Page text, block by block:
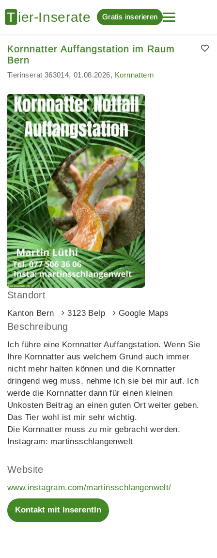
Gratis inserieren
Kornnatter Auffangstation im Raum
Bern
Tierinserat 363014 01.08.2026 Kornnattern
Standort
Kanton Bern 3123 Belp Google Maps
Beschreibung
Ich führe eine Kornnatter Auffangstation. Wenn Sie
Ihre Kornnatter aus welchem Grund auch immer
nicht mehr halten können und die Kornnatter
dringend weg muss, nehme ich sie bei mir auf. Ich
werde die Kornnatter dann für einen kleinen
Unkosten Beitrag an einen guten Ort weiter geben.
Das Tier wohl ist mir sehr wichtig.
Die Kornnatter muss zu mir gebracht werden.
Instagram: martinsschlangenwelt
Website
www.instagram.com/martinsschlangenwelt/
Kontakt mit InserentIn